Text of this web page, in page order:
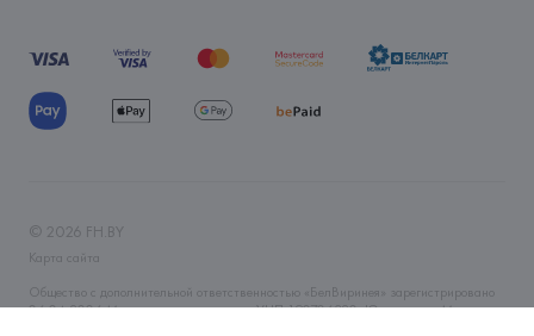
© 2026 FH.BY
Карта сайта
Общество с дополнительной ответственностью «БелВиринея» зарегистрировано
06.04.2006 Минским горисполкомом. УНП 190706320. Юр.адрес: г. Минск, ул.